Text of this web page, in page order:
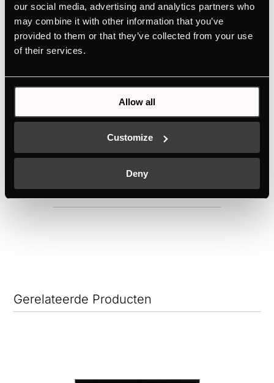
our social media, advertising and analytics partners who
may combine it with other information that you’ve
provided to them or that they’ve collected from your use
of their services.
Allow all
Customize
Deny
HANDLEIDINGEN
PRODUCTKAART
TECHNISCHE TEKENING
Elektrische verbinding
Gerelateerde Producten